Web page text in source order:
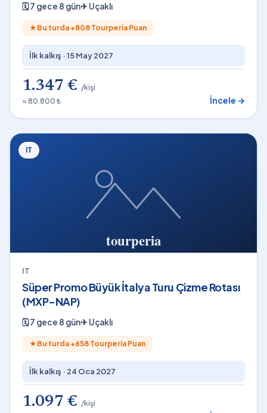
🗓7 gece 8 gün✈Uçaklı
★ Bu turda +808 Tourperia Puan
İlk kalkış ·15 May 2027
1.347 € /kişi
≈ 80.800 ₺
İncele →
IT
IT
Süper Promo Büyük İtalya Turu Çizme Rotası
(MXP-NAP)
🗓7 gece 8 gün✈Uçaklı
★ Bu turda +658 Tourperia Puan
İlk kalkış · 24 Oca 2027
1.097 € /kişi